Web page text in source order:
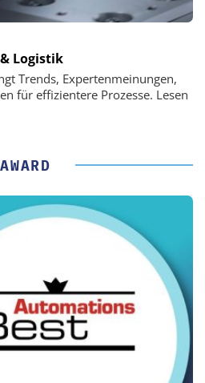
Logistik
Trends, Expertenmeinungen,
für effizientere Prozesse. Lesen
AWARD